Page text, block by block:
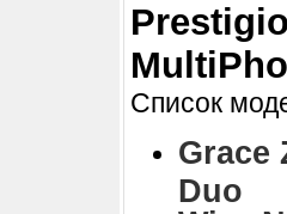
Prestigio
Список
Grace
Duo